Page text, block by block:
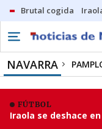
Brutal cogida
NAVARRA
FÚTBOL
Iraola se deshace